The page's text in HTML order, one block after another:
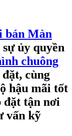
bán Màn
ủy quyền
chuông
cùng
hậu mãi tốt
đặt tận nơi
vấn kỹ